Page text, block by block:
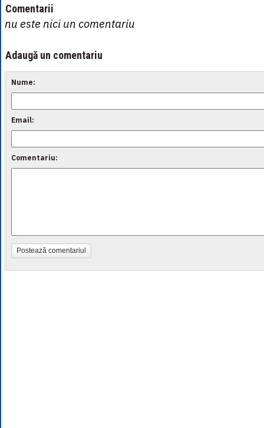
Comentarii
nu este nici un comentariu
Adaugă un comentariu
Nume:
Email:
Comentariu:
Postează comentariul